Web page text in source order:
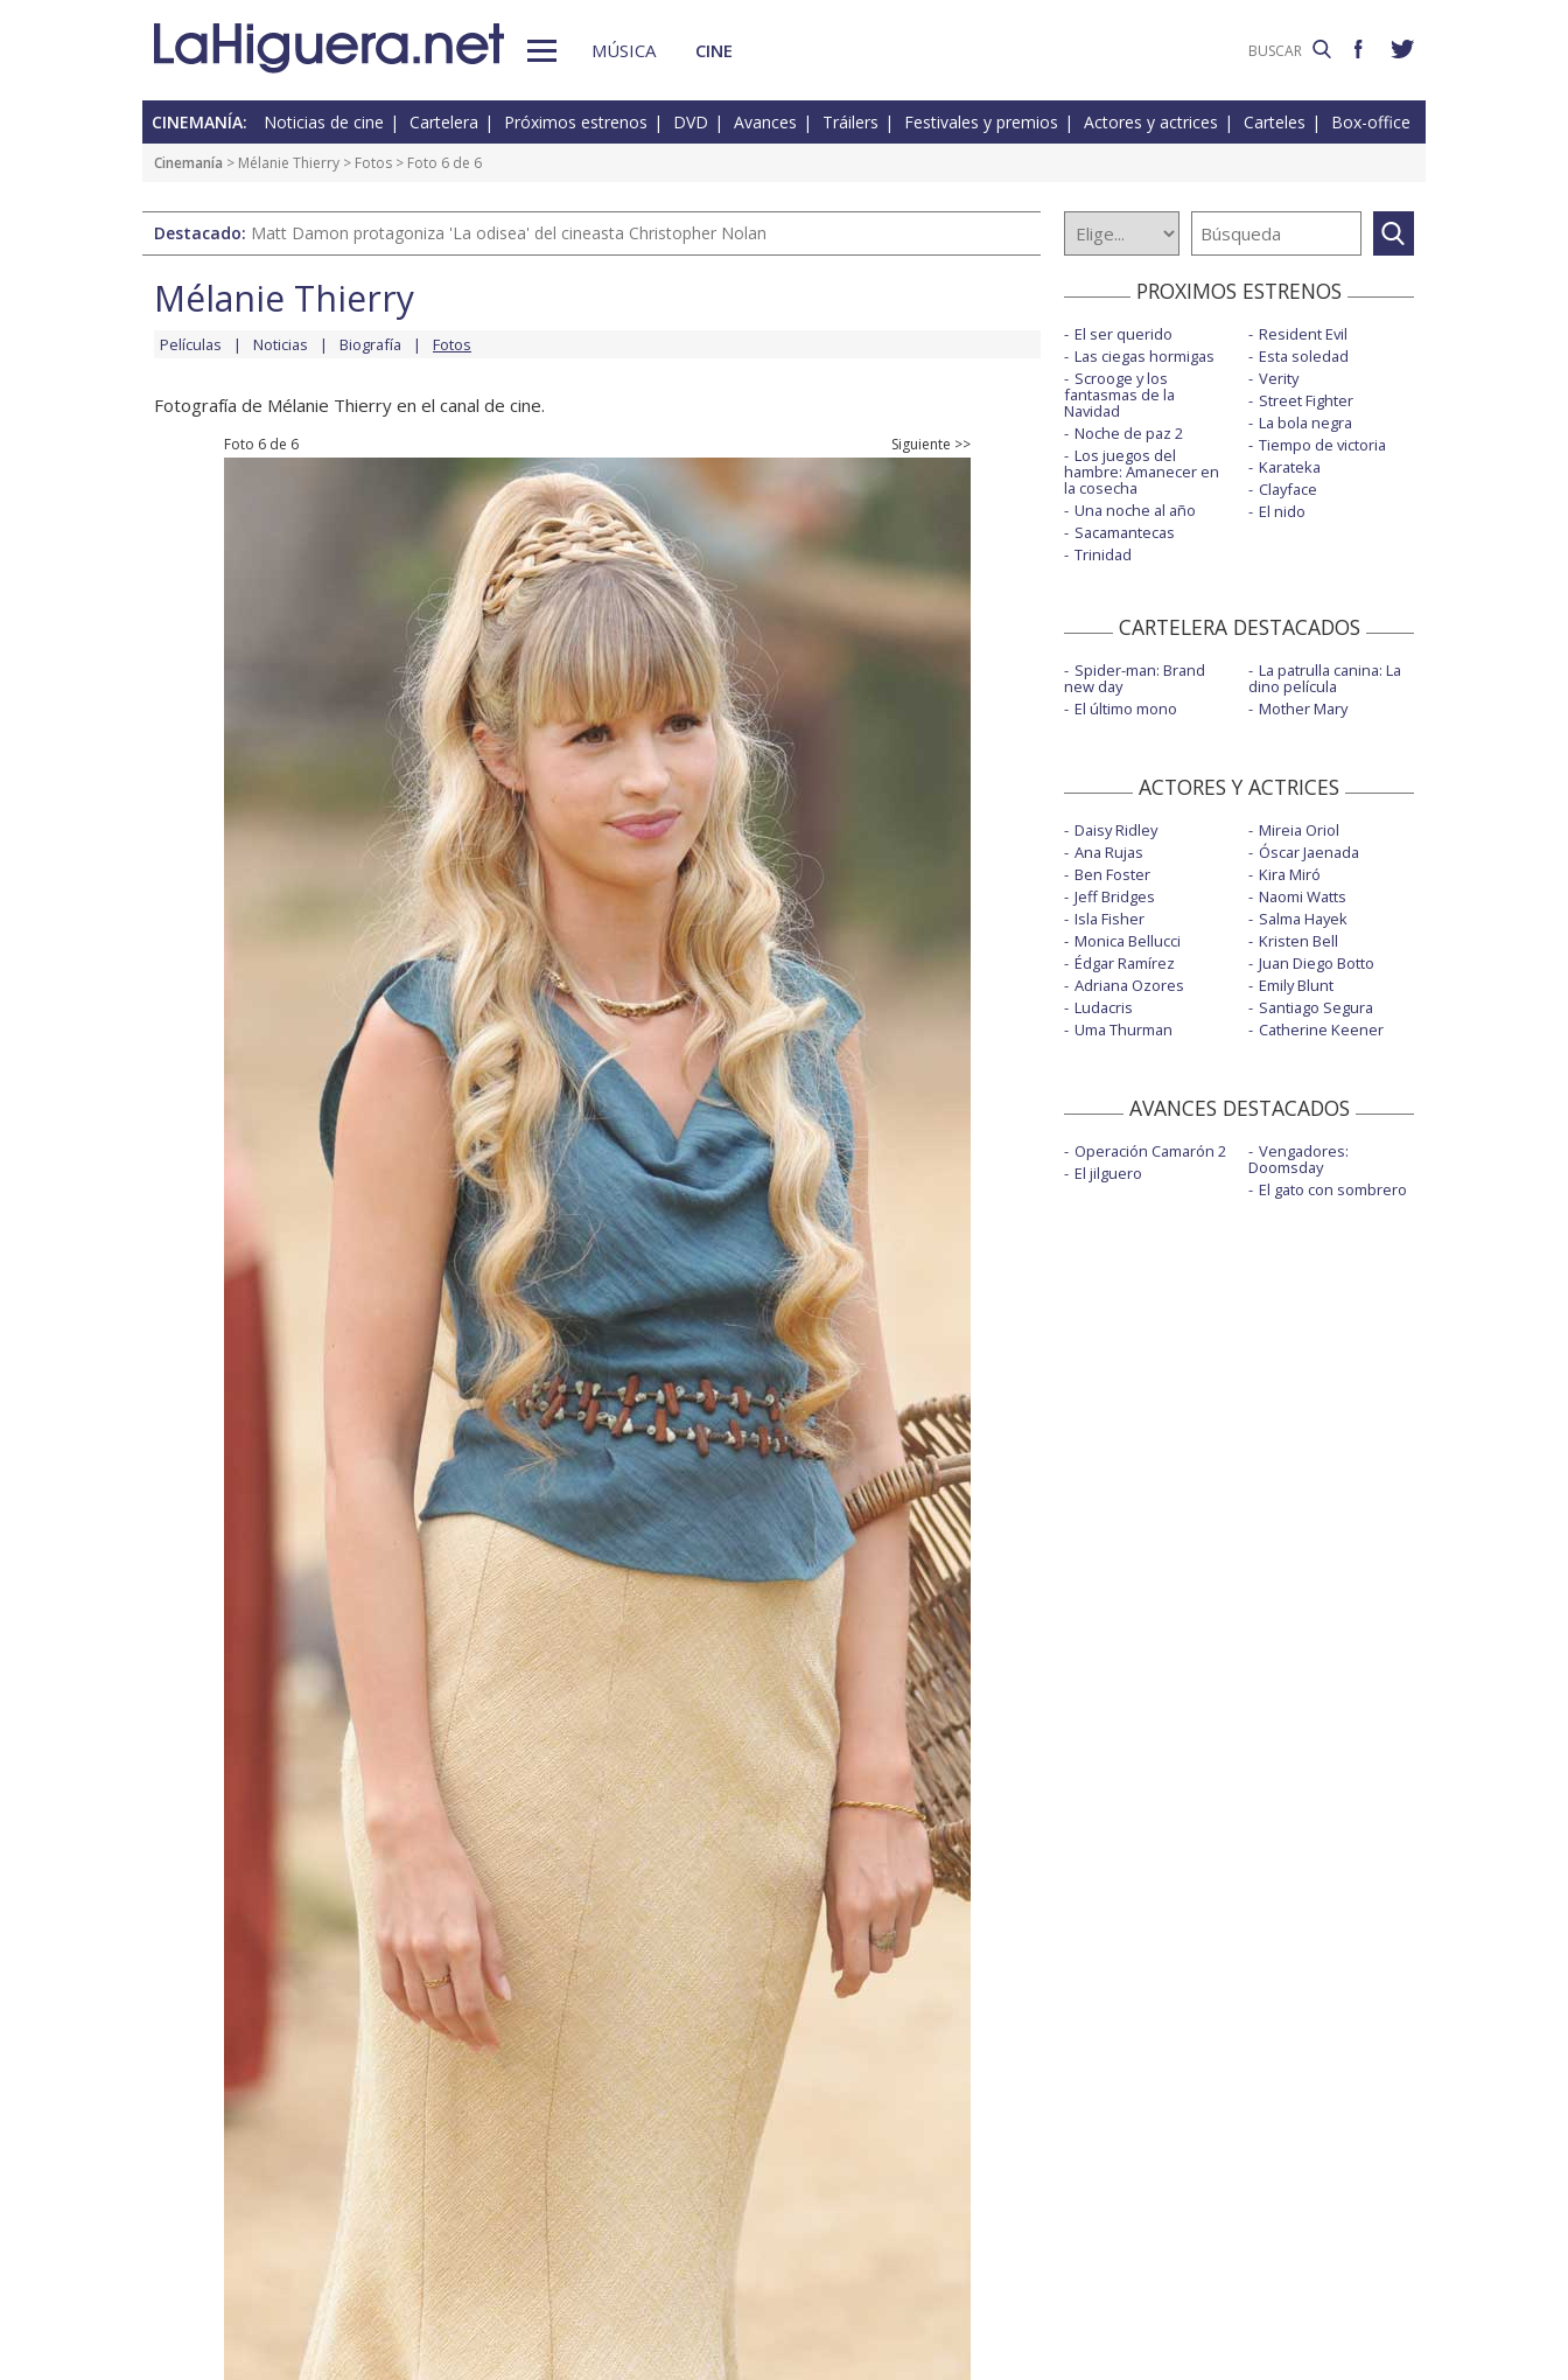
MÚSICA CINE
CINEMANÍA: Noticias de cine Cartelera Próximos estrenos DVD Avances Tráilers Festivales y premios Actores y actrices Carteles Box-office
Cinemanía > Mélanie Thierry > Fotos > Foto 6 de 6
Destacado: Matt Damon protagoniza 'La odisea' del cineasta Christopher Nolan
Mélanie Thierry
Películas Noticias Biografía Fotos
Fotografía de Mélanie Thierry en el canal de cine.
Foto 6 de 6 Siguiente >>
PROXIMOS ESTRENOS
El ser querido
Las ciegas hormigas
Scrooge y los
fantasmas de la
Navidad
Noche de paz 2
Los juegos del
hambre: Amanecer en
la cosecha
Una noche al año
Sacamantecas
Trinidad
Resident Evil
Esta soledad
Verity
Street Fighter
La bola negra
Tiempo de victoria
Karateka
Clayface
El nido
CARTELERA DESTACADOS
Spider-man: Brand
new day
El último mono
La patrulla canina: La
dino película
Mother Mary
ACTORES Y ACTRICES
Daisy Ridley
Ana Rujas
Ben Foster
Jeff Bridges
Isla Fisher
Monica Bellucci
Édgar Ramírez
Adriana Ozores
Ludacris
Uma Thurman
Mireia Oriol
Óscar Jaenada
Kira Miró
Naomi Watts
Salma Hayek
Kristen Bell
Juan Diego Botto
Emily Blunt
Santiago Segura
Catherine Keener
AVANCES DESTACADOS
Operación Camarón 2
El jilguero
Vengadores:
Doomsday
El gato con sombrero